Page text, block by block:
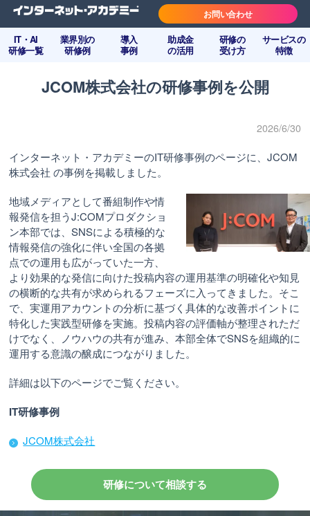
IT・AI
研修一覧
業界別の
研修例
導入
事例
助成金
の活用
研修の
受け方
サービスの
特徴
お問い合わせ
JCOM株式会社の研修事例を公開
2026/6/30
インターネット・アカデミーのIT研修事例のページに、JCOM
株式会社 の事例を掲載しました。
地域メディアとして番組制作や情
報発信を担うJ:COMプロダクショ
ン本部では、SNSによる積極的な
情報発信の強化に伴い全国の各拠
点での運用も広がっていた一方、
より効果的な発信に向けた投稿内容の運用基準の明確化や知見
の横断的な共有が求められるフェーズに入ってきました。そこ
で、実運用アカウントの分析に基づく具体的な改善ポイントに
特化した実践型研修を実施。投稿内容の評価軸が整理されただ
けでなく、ノウハウの共有が進み、本部全体でSNSを組織的に
運用する意識の醸成につながりました。
詳細は以下のページでご覧ください。
IT研修事例
JCOM株式会社
研修について相談する